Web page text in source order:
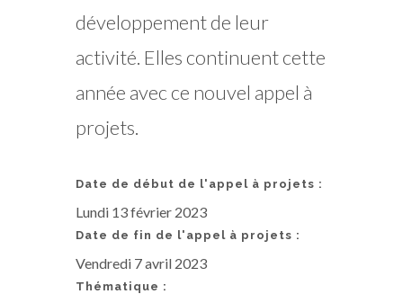
développement de leur
activité. Elles continuent cette
année avec ce nouvel appel à
projets.
Date de début de l'appel à projets :
Lundi 13 février 2023
Date de fin de l'appel à projets :
Vendredi 7 avril 2023
Thématique :